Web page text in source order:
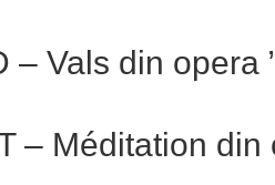
– Vals din opera
– Méditation din